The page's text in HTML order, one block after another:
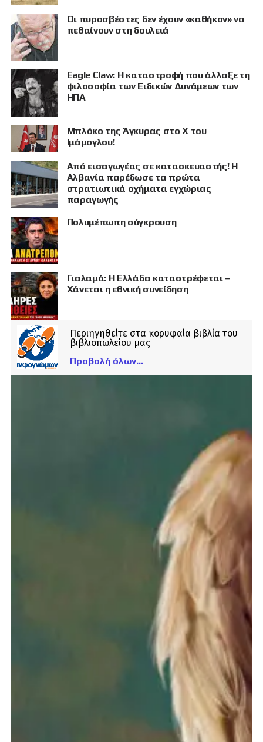
Οι πυροσβέστες δεν έχουν «καθήκον» να
πεθαίνουν στη δουλειά
Eagle Claw: Η καταστροφή που άλλαξε τη
φιλοσοφία των Ειδικών Δυνάμεων των
ΗΠΑ
Μπλόκο της Άγκυρας στο X του
Ιμάμογλου!
Από εισαγωγέας σε κατασκευαστής! Η
Αλβανία παρέδωσε τα πρώτα
στρατιωτικά οχήματα εγχώριας
παραγωγής
Πολυμέπωπη σύγκρουση
Γιαλαμά: Η Ελλάδα καταστρέφεται –
Χάνεται η εθνική συνείδηση
Περιηγηθείτε στα κορυφαία βιβλία του
βιβλιοπωλείου μας
Προβολή όλων